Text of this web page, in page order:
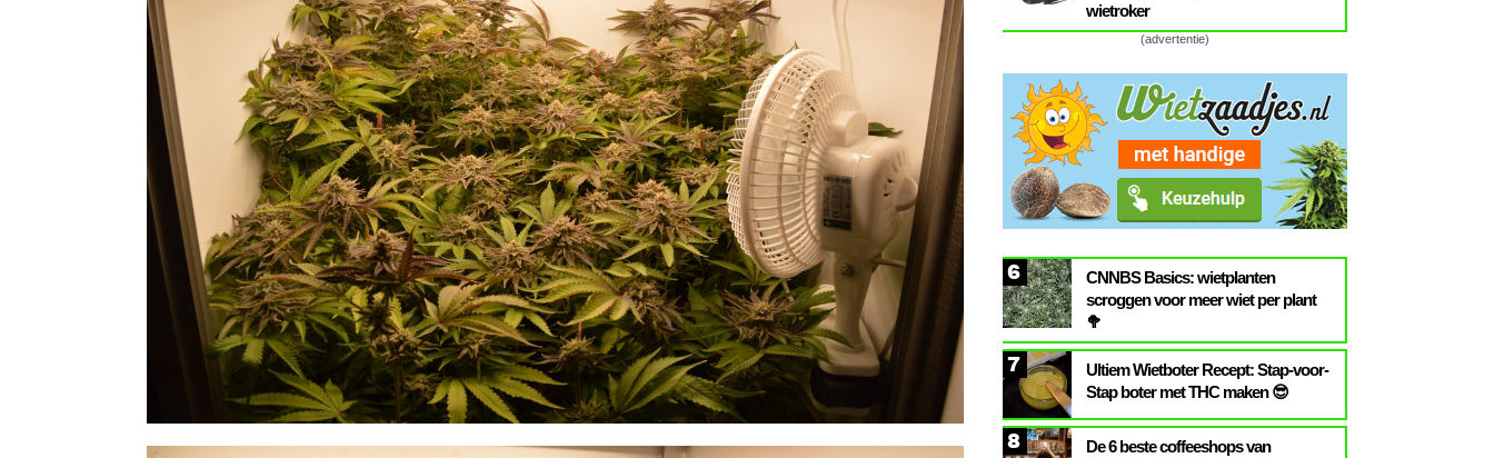
wietroker
(advertentie)
6
CNNBS Basics: wietplanten
scroggen voor meer wiet per plant
🥦
7
Ultiem Wietboter Recept: Stap-voor-
Stap boter met THC maken 😎
8
De 6 beste coffeeshops van